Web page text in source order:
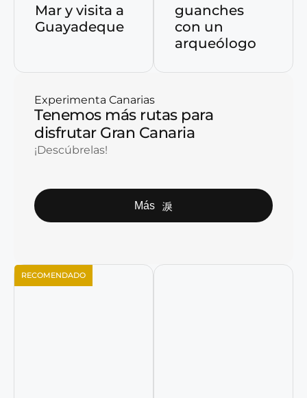
Mar y visita a
Guayadeque
guanches
con un
arqueólogo
Experimenta Canarias
Tenemos más rutas para
disfrutar Gran Canaria
¡Descúbrelas!
Más
RECOMENDADO